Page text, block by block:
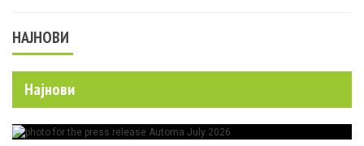
НАЈНОВИ
Најнови